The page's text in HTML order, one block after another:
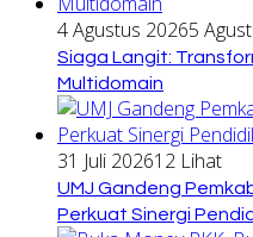
4 Agustus 20265
Siaga Langit:
Multidomain
31 Juli 202612 Lihat
UMJ Gandeng
Perkuat Sinergi